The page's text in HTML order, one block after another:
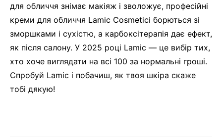
для обличчя знімає макіяж і зволожує, професійні
креми для обличчя Lamic Cosmetici борються зі
зморшками і сухістю, а карбоксітерапія дає ефект,
як після салону. У 2025 році Lamic — це вибір тих,
хто хоче виглядати на всі 100 за нормальні гроші.
Спробуй Lamic і побачиш, як твоя шкіра скаже
тобі дякую!